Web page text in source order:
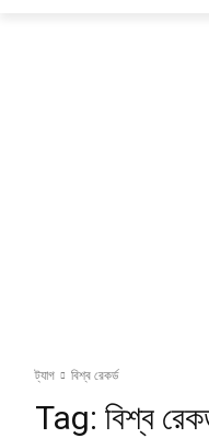
ট্যাগ বিশ্ব রেকর্ড
Tag: বিশ্ব